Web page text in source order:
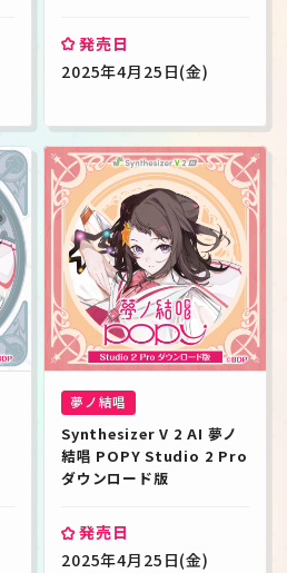
発売日
2025年4月25日(金)
夢ノ結唱
Synthesizer V 2 AI 夢ノ
結唱 POPY Studio 2 Pro
ダウンロード版
発売日
2025年4月25日(金)